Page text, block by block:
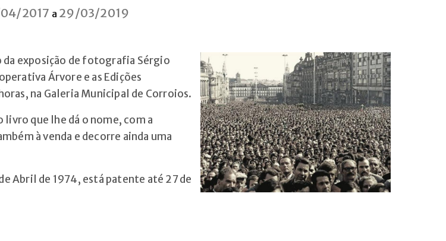
2017 a 29/03/2019
da exposição de fotografia Sérgio
Árvore e as Edições
na Galeria Municipal de Corroios.
que lhe dá o nome, com a
à venda e decorre ainda uma
Abril de 1974, está patente até 27 de